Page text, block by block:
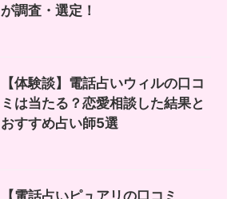
が調査・選定！
【体験談】電話占いウィルの口コ
ミは当たる？恋愛相談した結果と
おすすめ占い師5選